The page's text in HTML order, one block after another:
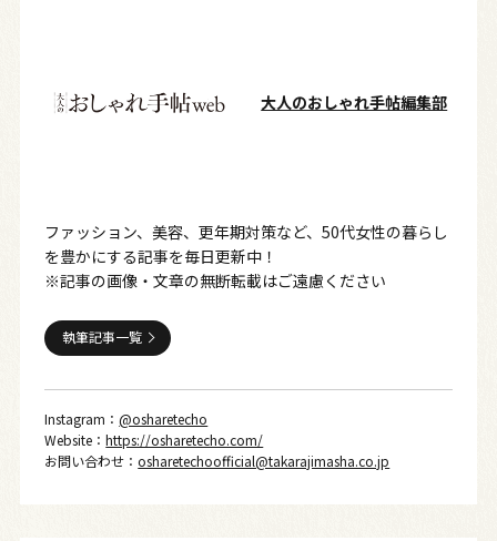
大人のおしゃれ手帖編集部
ファッション、美容、更年期対策など、50代女性の暮らし
を豊かにする記事を毎日更新中！
※記事の画像・文章の無断転載はご遠慮ください
執筆記事一覧
Instagram：@osharetecho
Website：https://osharetecho.com/
お問い合わせ：osharetechoofficial@takarajimasha.co.jp